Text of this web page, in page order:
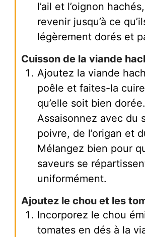
l’ail et l’oignon
revenir jusqu’à ce
légèrement dorés et
Cuisson de la viande
Ajoutez la viande
poêle et faites-la cuire
qu’elle soit bien dorée.
Assaisonnez avec du
poivre, de l’origan et
Mélangez bien pour
saveurs se
uniformément.
Ajoutez le chou et les
Incorporez le chou
tomates en dés à la